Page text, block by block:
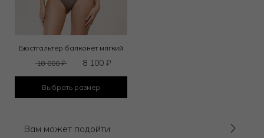
Бюстгальтер балконет мягкий
18 000₽ 8 100₽
Выбрать размер
Вам может подойти